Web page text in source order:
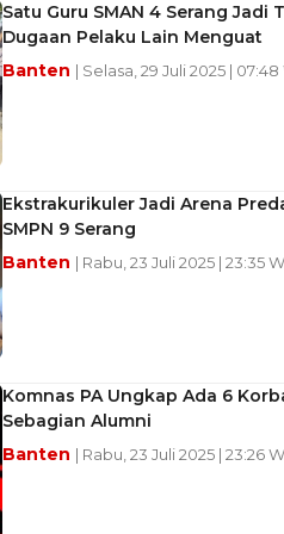
Satu Guru SMAN 4 Serang Jadi
Dugaan Pelaku Lain Menguat
Banten | Selasa, 29 Juli 2025 | 07:48
Ekstrakurikuler Jadi Arena
SMPN 9 Serang
Banten | Rabu, 23 Juli 2025 | 23:35
Komnas PA Ungkap Ada 6
Sebagian Alumni
Banten | Rabu, 23 Juli 2025 | 23:26